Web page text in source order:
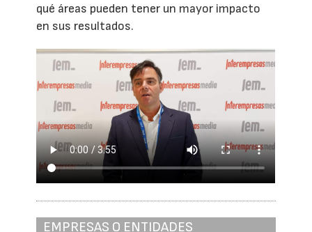
qué áreas pueden tener un mayor impacto
en sus resultados.
EMPRESAS O ENTIDADES